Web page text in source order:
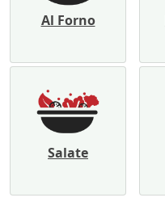
Al Forno
Salate